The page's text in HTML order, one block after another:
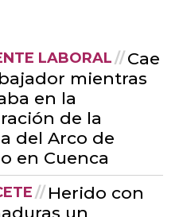
LABORAL
Cae
mientras
en la
de la
del Arco de
en Cuenca
Herido con
un